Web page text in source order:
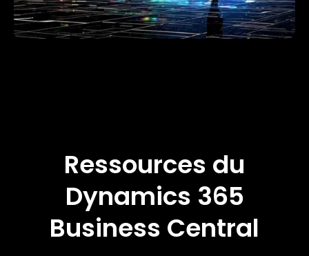
Ressources du
Dynamics 365
Business Central